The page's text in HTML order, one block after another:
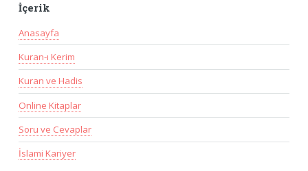
İçerik
Anasayfa
Kuran-ı Kerim
Kuran ve Hadis
Online Kitaplar
Soru ve Cevaplar
İslami Kariyer